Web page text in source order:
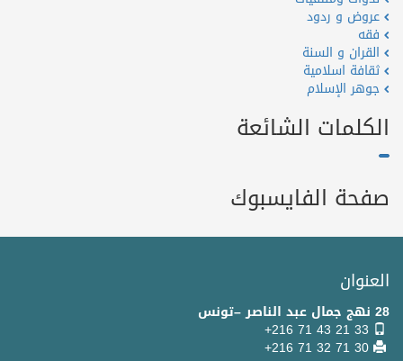
عروض و ردود
فقه
القران و السنة
ثقافة اسلامية
جوهر الإسلام
الكلمات الشائعة
صفحة الفايسبوك
العنوان
28 نهج جمال عبد الناصر –تونس
+216 71 43 21 33
+216 71 32 71 30